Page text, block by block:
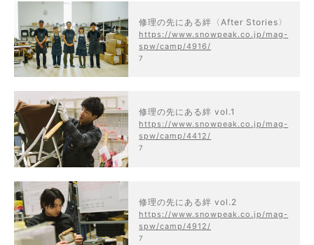
修理の先にある絆〈After Stories〉
https://www.snowpeak.co.jp/mag-
spw/camp/4916/
7
修理の先にある絆 vol.1
https://www.snowpeak.co.jp/mag-
spw/camp/4412/
7
修理の先にある絆 vol.2
https://www.snowpeak.co.jp/mag-
spw/camp/4912/
7